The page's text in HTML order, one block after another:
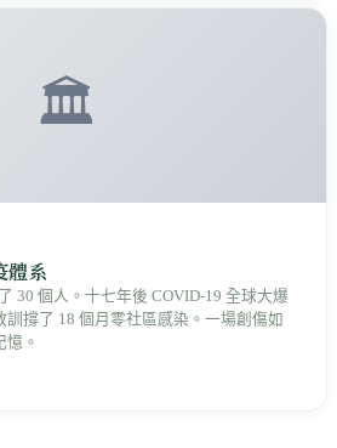
🏛️
體系
30 個人。十七年後 COVID-19 全球大爆
撐了 18 個月零社區感染。一場創傷如
憶。